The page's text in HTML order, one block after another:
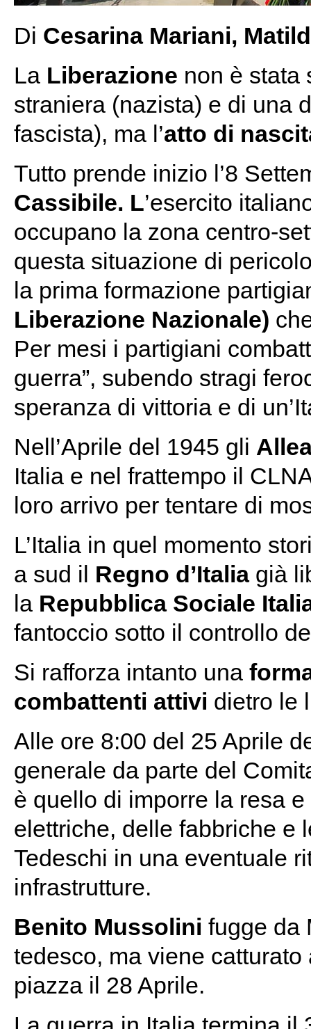
Di Cesarina Mariani,
La Liberazione non è stata
straniera (nazista) e di una
fascista), ma l’atto di
Tutto prende inizio l’8
Cassibile. L’esercito
occupano la zona centro-
questa situazione di
la prima formazione
Liberazione Nazionale)
Per mesi i partigiani
guerra”, subendo stragi
speranza di vittoria e di
Nell’Aprile del 1945 gli
Italia e nel frattempo il
loro arrivo per tentare di
L’Italia in quel momento
a sud il Regno d’Italiagià
la Repubblica Sociale
fantoccio sotto il controllo
Si rafforza intanto una
combattenti attivi dietro le
Alle ore 8:00 del 25 Aprile
generale da parte del
è quello di imporre la resa
elettriche, delle fabbriche e
Tedeschi in una eventuale
infrastrutture.
Benito Mussolini fugge da
tedesco, ma viene
piazza il 28 Aprile.